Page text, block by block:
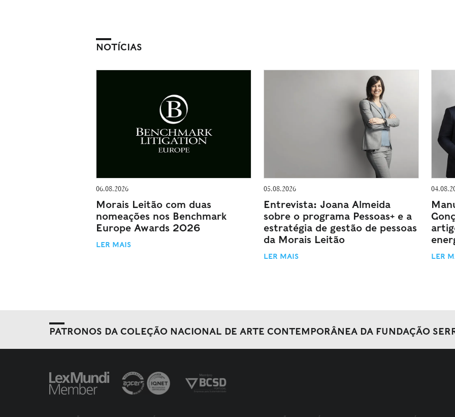
NOTÍCIAS
06.08.2026
Morais Leitão com duas
nomeações nos Benchmark
Europe Awards 2026
LER MAIS
05.08.2026
Entrevista: Joana Almeida
sobre o programa Pessoas+ e a
estratégia de gestão de pessoas
da Morais Leitão
LER MAIS LER
PATRONOS DA COLEÇÃO NACIONAL DE ARTE CONTEMPORÂNEA DA FUNDAÇÃO